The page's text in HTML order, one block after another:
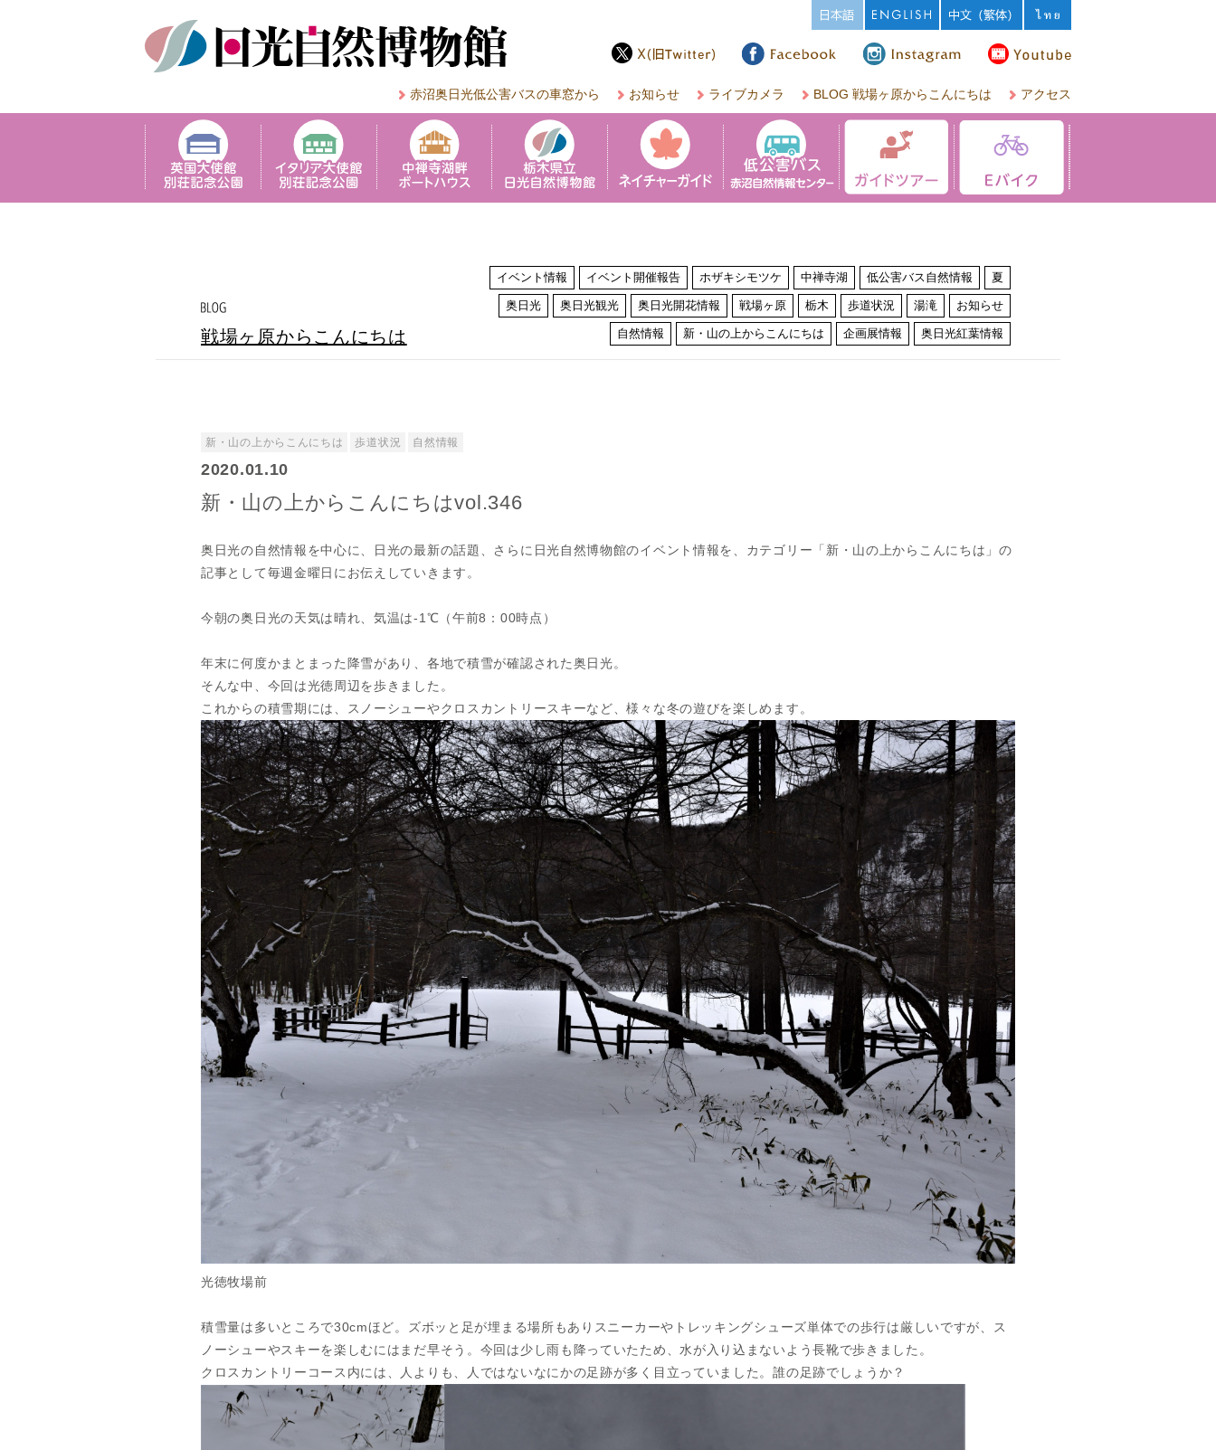
赤沼奥日光低公害バスの車窓から お知らせ ライブカメラ BLOG 戦場ヶ原からこんにちは アクセス
戦場ヶ原からこんにちは
イベント情報 イベント開催報告 ホザキシモツケ 中禅寺湖 低公害バス自然情報 夏
奥日光 奥日光観光 奥日光開花情報 戦場ヶ原 栃木 歩道状況 湯滝 お知らせ
自然情報 新・山の上からこんにちは 企画展情報 奥日光紅葉情報
新・山の上からこんにちは 歩道状況 自然情報
2020.01.10
新・山の上からこんにちはvol.346
奥日光の自然情報を中心に、日光の最新の話題、さらに日光自然博物館のイベント情報を、カテゴリー「新・山の上からこんにちは」の
記事として毎週金曜日にお伝えしていきます。
今朝の奥日光の天気は晴れ、気温は-1℃（午前8：00時点）
年末に何度かまとまった降雪があり、各地で積雪が確認された奥日光。
そんな中、今回は光徳周辺を歩きました。
これからの積雪期には、スノーシューやクロスカントリースキーなど、様々な冬の遊びを楽しめます。
光徳牧場前
積雪量は多いところで30cmほど。ズボッと足が埋まる場所もありスニーカーやトレッキングシューズ単体での歩行は厳しいですが、ス
ノーシューやスキーを楽しむにはまだ早そう。今回は少し雨も降っていたため、水が入り込まないよう長靴で歩きました。
クロスカントリーコース内には、人よりも、人ではないなにかの足跡が多く目立っていました。誰の足跡でしょうか？